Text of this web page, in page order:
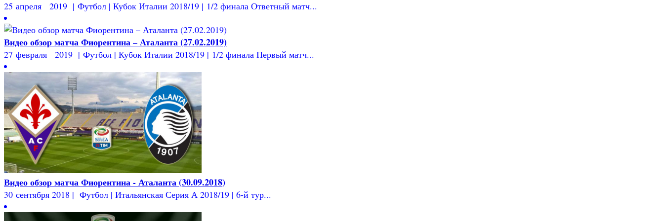
25 апреля 2019 | Футбол | Кубок Италии 2018/19 | 1/2 финала Ответный матч...
Видео обзор матча Фиорентина – Аталанта (27.02.2019)
27 февраля 2019 | Футбол | Кубок Италии 2018/19 | 1/2 финала Первый матч...
Видео обзор матча Фиорентина - Аталанта (30.09.2018)
30 сентября 2018 | Футбол | Итальянская Серия А 2018/19 | 6-й тур...